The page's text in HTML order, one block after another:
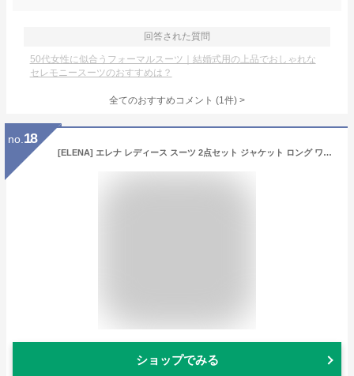
回答された質問
50代女性に似合うフォーマルスーツ｜結婚式用の上品でおしゃれな
セレモニースーツのおすすめは？
全てのおすすめコメント (1件) >
no. 18
[ELENA] エレナ レディース スーツ 2点セット ジャケット ロング ワンピース カラーレス リボン ポケット付 洗える 長袖 フォーマル セレモニー オフィスカジュアル 通勤 OL 大きいサイズ ママ (210578) 9号 AR ライトグレー
ショップでみる